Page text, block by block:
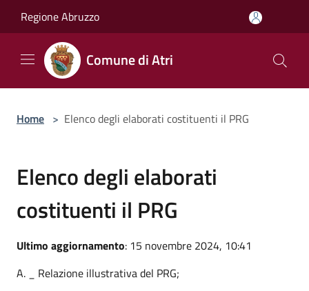
Regione Abruzzo
Comune di Atri
Home > Elenco degli elaborati costituenti il PRG
Elenco degli elaborati
costituenti il PRG
Ultimo aggiornamento: 15 novembre 2024, 10:41
A. _ Relazione illustrativa del PRG;